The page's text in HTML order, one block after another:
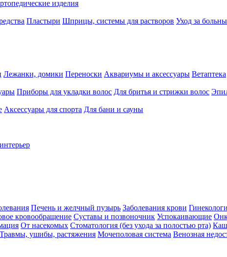
изделия
Пластыри Шприцы, системы для растворов Уход за
Лежанки, домики Переноски Аквариумы и аксессуары Ветаптека
Приборы для укладки волос Для бритья и стрижки волос
Аксессуары для спорта Для бани и сауны
Печень и желчный пузырь Заболевания крови
кровообращение Суставы и позвоночник Успокаивающие
От насекомых Стоматология (без ухода за полостью рта)
Травмы, ушибы, растяжения Мочеполовая система Венозная